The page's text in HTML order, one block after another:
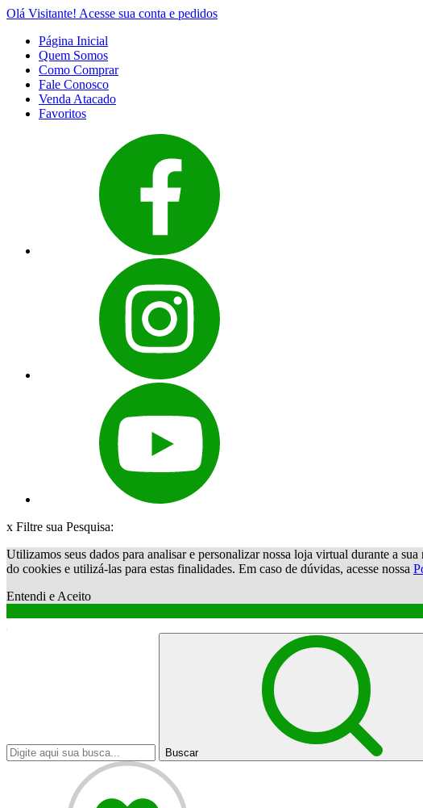
Olá Visitante! Acesse sua conta e pedidos
Página Inicial
Quem Somos
Como Comprar
Fale Conosco
Venda Atacado
Favoritos
x Filtre sua Pesquisa:
Utilizamos seus dados para analisar e personalizar nossa loja virtual durante a
do cookies e utilizá-las para estas finalidades. Em caso de dúvidas, acesse nossa
Entendi e Aceito
Buscar